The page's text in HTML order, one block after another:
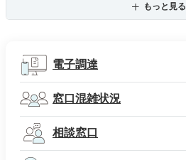
もっと見る
電子調達
窓口混雑状況
相談窓口